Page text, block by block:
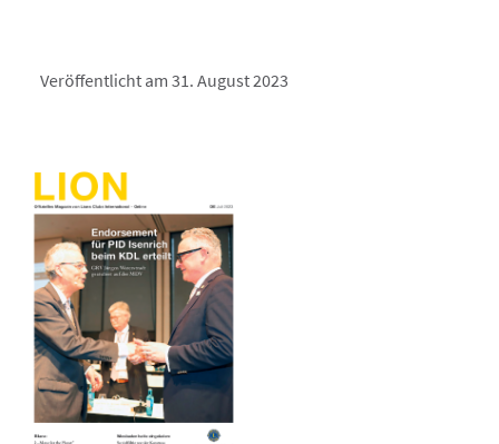
Veröffentlicht am 31. August 2023